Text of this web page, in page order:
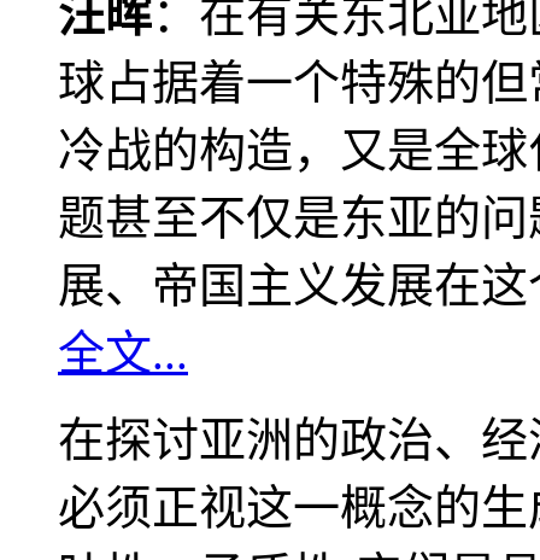
汪晖：在有关东北亚
球占据着一个特殊的
冷战的构造，又是全
题甚至不仅是东亚的
展、帝国主义发展在
全文...
在探讨亚洲的政治、
必须正视这一概念的